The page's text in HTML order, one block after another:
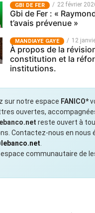
GBI DE FER 22 février
Gbi de Fer : «
t’avais prévenue »
MANDIAYE GAYE 12
À propos de la
constitution et la
institutions.
sur notre espace FANICO*
ouvertes,
reste ouvert à
Contactez-nous en nous
espace communautaire de